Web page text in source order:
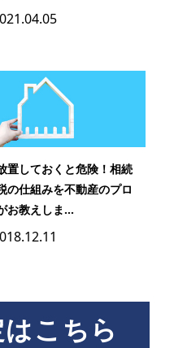
置しておくと危険！相続
の仕組みを不動産のプロ
お教えしま...
こちら